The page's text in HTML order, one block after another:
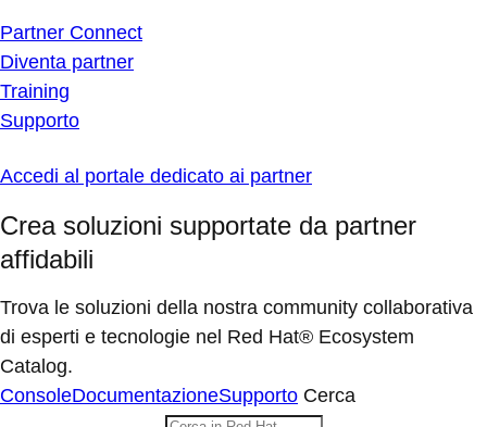
Partner Connect
Diventa partner
Training
Supporto
Accedi al portale dedicato ai partner
Crea soluzioni supportate da partner
affidabili
Trova le soluzioni della nostra community collaborativa
di esperti e tecnologie nel Red Hat® Ecosystem
Catalog.
ConsoleDocumentazioneSupporto Cerca